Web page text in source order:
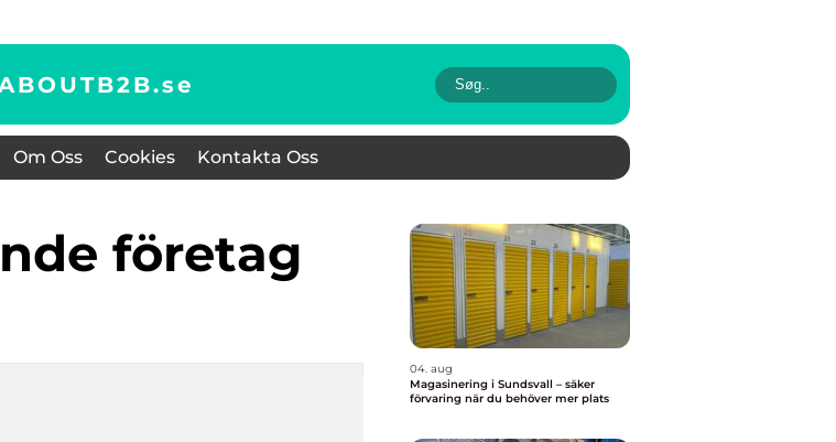
se
Om Oss Cookies Kontakta Oss
företag
04. aug
Magasinering i Sundsvall – säker
förvaring när du behöver mer plats